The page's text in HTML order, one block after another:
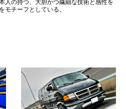
チーフとしている。